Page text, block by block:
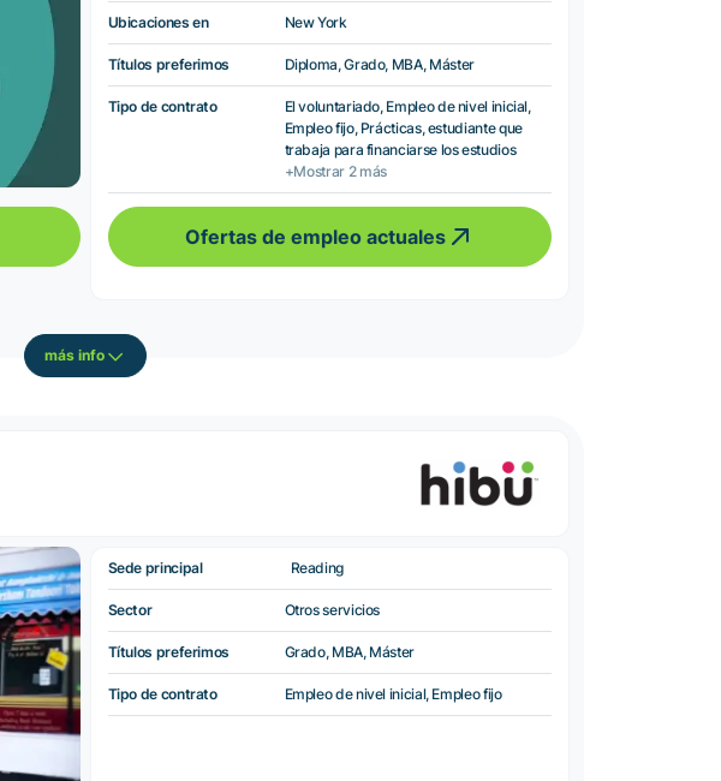
Ubicaciones en New York
Títulos preferimos Diploma, Grado, MBA, Máster
Tipo de contrato
El voluntariado, Empleo de nivel inicial,
Empleo fijo, Prácticas, estudiante que
trabaja para financiarse los estudios
+Mostrar 2 más
Ofertas de empleo actuales
más info
Sede principal Reading
Sector Otros servicios
Títulos preferimos Grado, MBA, Máster
Tipo de contrato Empleo de nivel inicial, Empleo fijo